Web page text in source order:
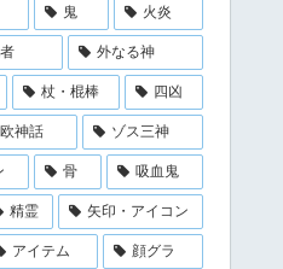
鬼 火炎
外なる神
杖・棍棒 四凶
神話 ゾス三神
骨 吸血鬼
精霊 矢印・アイコン
アイテム 顔グラ